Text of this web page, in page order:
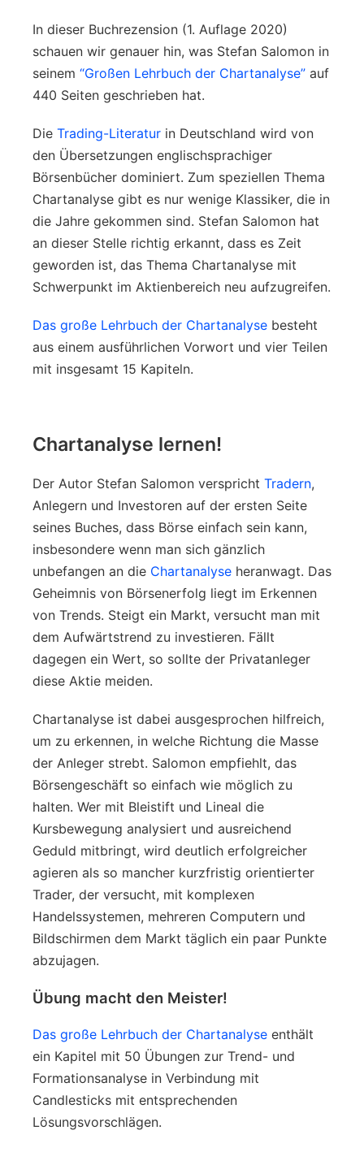
In dieser Buchrezension (1. Auflage 2020)
schauen wir genauer hin, was Stefan Salomon in
seinem “Großen Lehrbuch der Chartanalyse” auf
440 Seiten geschrieben hat.
Die Trading-Literatur in Deutschland wird von
den Übersetzungen englischsprachiger
Börsenbücher dominiert. Zum speziellen Thema
Chartanalyse gibt es nur wenige Klassiker, die in
die Jahre gekommen sind. Stefan Salomon hat
an dieser Stelle richtig erkannt, dass es Zeit
geworden ist, das Thema Chartanalyse mit
Schwerpunkt im Aktienbereich neu aufzugreifen.
Das große Lehrbuch der Chartanalyse besteht
aus einem ausführlichen Vorwort und vier Teilen
mit insgesamt 15 Kapiteln.
Chartanalyse lernen!
Der Autor Stefan Salomon verspricht Tradern,
Anlegern und Investoren auf der ersten Seite
seines Buches, dass Börse einfach sein kann,
insbesondere wenn man sich gänzlich
unbefangen an die Chartanalyse heranwagt. Das
Geheimnis von Börsenerfolg liegt im Erkennen
von Trends. Steigt ein Markt, versucht man mit
dem Aufwärtstrend zu investieren. Fällt
dagegen ein Wert, so sollte der Privatanleger
diese Aktie meiden.
Chartanalyse ist dabei ausgesprochen hilfreich,
um zu erkennen, in welche Richtung die Masse
der Anleger strebt. Salomon empfiehlt, das
Börsengeschäft so einfach wie möglich zu
halten. Wer mit Bleistift und Lineal die
Kursbewegung analysiert und ausreichend
Geduld mitbringt, wird deutlich erfolgreicher
agieren als so mancher kurzfristig orientierter
Trader, der versucht, mit komplexen
Handelssystemen, mehreren Computern und
Bildschirmen dem Markt täglich ein paar Punkte
abzujagen.
Übung macht den Meister!
Das große Lehrbuch der Chartanalyse enthält
ein Kapitel mit 50 Übungen zur Trend- und
Formationsanalyse in Verbindung mit
Candlesticks mit entsprechenden
Lösungsvorschlägen.